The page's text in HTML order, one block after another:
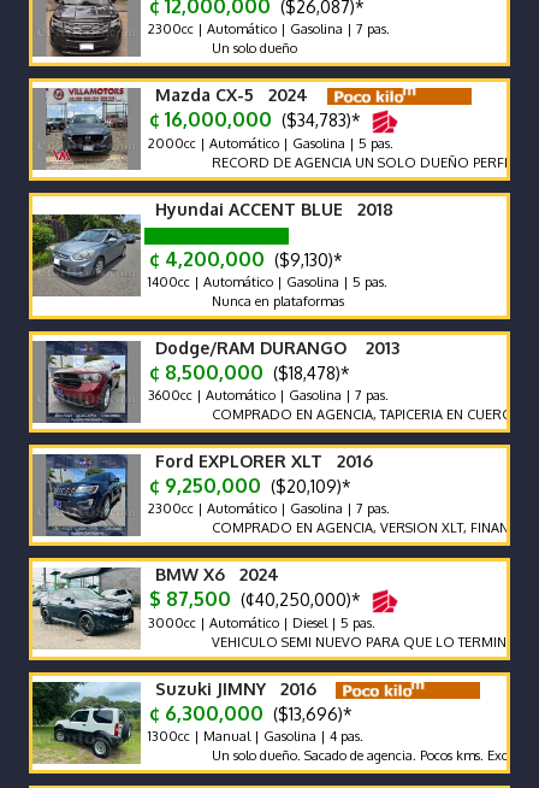
¢ 12,000,000 ($26,087)*
2300cc | Automático | Gasolina | 7 pas.
Un solo dueño
Mazda CX-5 2024
¢ 16,000,000 ($34,783)*
2000cc | Automático | Gasolina | 5 pas.
RECORD DE AGENCIA UN SOLO DUEÑO PERFECTO
Hyundai ACCENT BLUE 2018
¢ 4,200,000 ($9,130)*
1400cc | Automático | Gasolina | 5 pas.
Nunca en plataformas
Dodge/RAM DURANGO 2013
¢ 8,500,000 ($18,478)*
3600cc | Automático | Gasolina | 7 pas.
COMPRADO EN AGENCIA, TAPICERIA EN CUERO, SIETE
Ford EXPLORER XLT 2016
¢ 9,250,000 ($20,109)*
2300cc | Automático | Gasolina | 7 pas.
COMPRADO EN AGENCIA, VERSION XLT,
BMW X6 2024
$ 87,500 (¢40,250,000)*
3000cc | Automático | Diesel | 5 pas.
VEHICULO SEMI NUEVO PARA QUE LO TERMINE DE
Suzuki JIMNY 2016
¢ 6,300,000 ($13,696)*
1300cc | Manual | Gasolina | 4 pas.
Un solo dueño. Sacado de agencia. Pocos kms. Excelentes